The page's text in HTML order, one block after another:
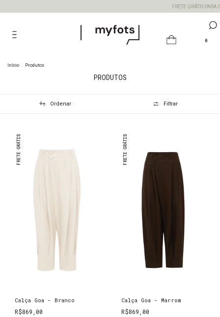
FRETE GRÁTIS PARA COMPRAS ACIMA
0
Início . Produtos
PRODUTOS
Ordenar Filtrar
FRETE GRÁTIS
Calça Goa - Branco
R$869,00
FRETE GRÁTIS
Calça Goa - Marrom
R$869,00